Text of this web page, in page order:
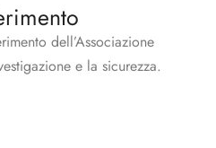
dell’Associazione
e la sicurezza.